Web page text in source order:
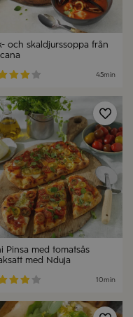
och skaldjurssoppa från
45min
Pinsa med tomatsås
med Nduja
10min